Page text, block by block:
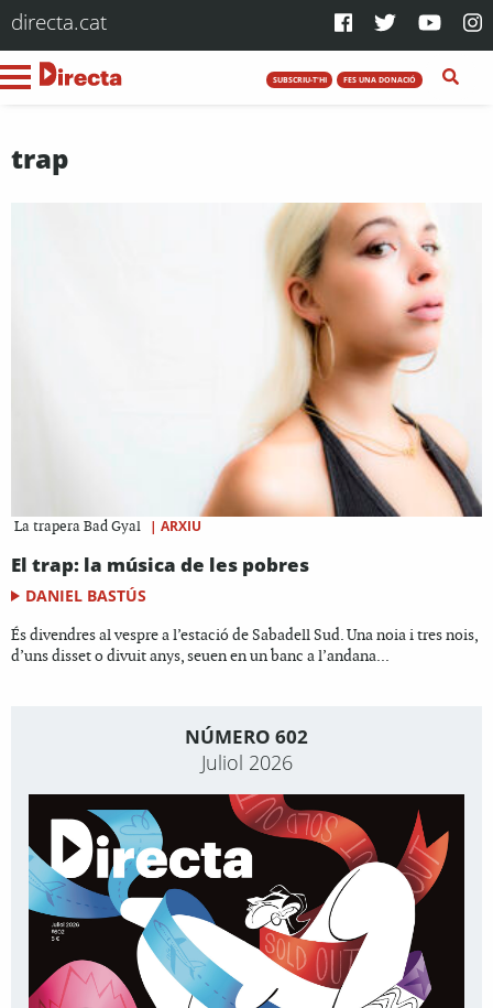
directa.cat
SUBSCRIU-T'HI FES UNA DONACIÓ
trap
La trapera Bad Gyal | ARXIU
El trap: la música de les pobres
DANIEL BASTÚS
És divendres al vespre a l’estació de Sabadell Sud. Una noia i tres nois,
d’uns disset o divuit anys, seuen en un banc a l’andana...
NÚMERO 602
Juliol 2026